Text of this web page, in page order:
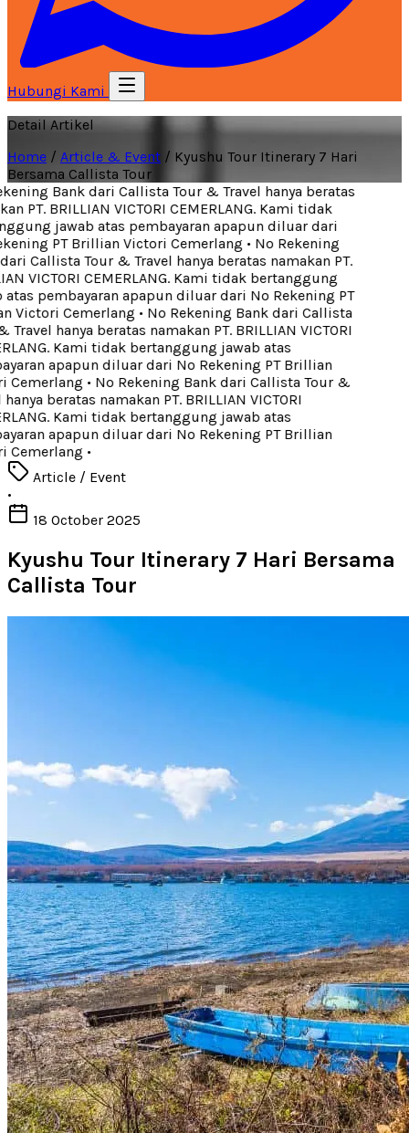
Hubungi Kami
Detail Artikel
Home / Article & Event / Kyushu Tour Itinerary 7 Hari
Bersama Callista Tour
Bank dari Callista Tour & Travel hanya beratas
PT. BRILLIAN VICTORI CEMERLANG. Kami tidak
jawab atas pembayaran apapun diluar dari
PT Brillian Victori Cemerlang• No Rekening
Callista Tour & Travel hanya beratas namakan PT.
VICTORI CEMERLANG. Kami tidak bertanggung
pembayaran apapun diluar dari No Rekening PT
Victori Cemerlang• No Rekening Bank dari Callista
hanya beratas namakan PT. BRILLIAN VICTORI
Kami tidak bertanggung jawab atas
apapun diluar dari No Rekening PT Brillian
Cemerlang• No Rekening Bank dari Callista Tour &
beratas namakan PT. BRILLIAN VICTORI
Kami tidak bertanggung jawab atas
apapun diluar dari No Rekening PT Brillian
Cemerlang•
Article / Event
•
18 October 2025
Kyushu Tour Itinerary 7 Hari Bersama
Callista Tour